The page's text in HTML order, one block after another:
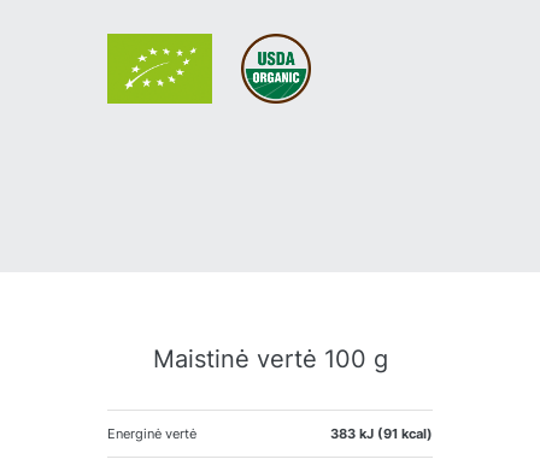
Maistinė vertė 100 g
Energinė vertė 383 kJ (91 kcal)